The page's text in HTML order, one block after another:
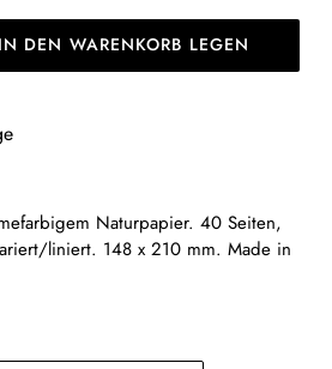
IN DEN WARENKORB LEGEN
Naturpapier. 40 Seiten,
liniert. 148 x 210 mm. Made in